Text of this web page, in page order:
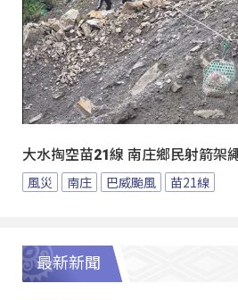
大水掏空苗21線 南庄鄉民射箭架
風災 南庄 巴威颱風 苗21線
最新新聞